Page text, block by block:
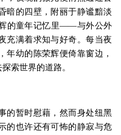
暗的四壁，附丽于静谧黯淡
的童年记忆里——与外公外
充满着求知与好奇。每当夜
年幼的陈荣辉便倚靠窗边，
索世界的道路。
的暂时慰藉，然而身处纽黑
的也许还有可怖的静寂与危